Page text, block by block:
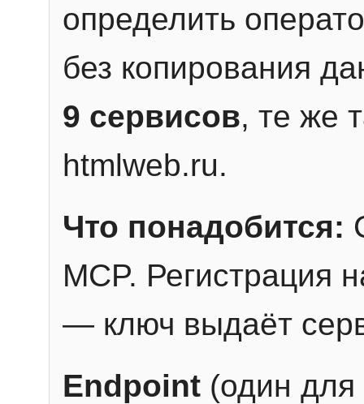
определить
без копирования
9 сервисов, те же
htmlweb.ru.
Что понадобится:
MCP. Регистрация
— ключ выдаёт
Endpoint (один для